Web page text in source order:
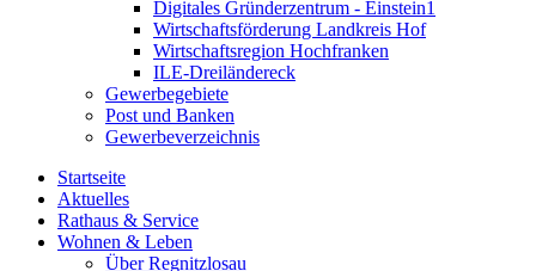
Digitales Gründerzentrum - Einstein1
Wirtschaftsförderung Landkreis Hof
Wirtschaftsregion Hochfranken
ILE-Dreiländereck
Gewerbegebiete
Post und Banken
Gewerbeverzeichnis
Startseite
Aktuelles
Rathaus & Service
Wohnen & Leben
Über Regnitzlosau